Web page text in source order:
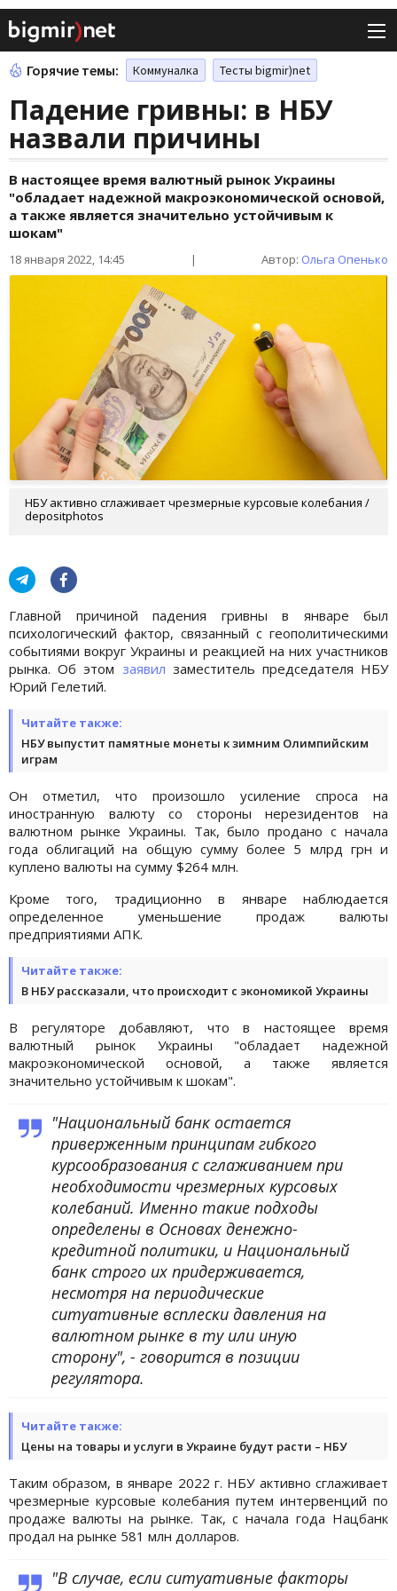
Горячие темы: Коммуналка Тесты bigmir)net
Падение гривны: в НБУ
назвали причины
В настоящее время валютный рынок Украины
"обладает надежной макроэкономической основой,
а также является значительно устойчивым к
шокам"
18 января 2022, 14:45 | Автор: Ольга Опенько
НБУ активно сглаживает чрезмерные курсовые колебания /
depositphotos
Главной причиной падения гривны в январе был
психологический фактор, связанный с геополитическими
событиями вокруг Украины и реакцией на них участников
рынка. Об этом заявил заместитель председателя НБУ
Юрий Гелетий.
Читайте также:
НБУ выпустит памятные монеты к зимним Олимпийским
играм
Он отметил, что произошло усиление спроса на
иностранную валюту со стороны нерезидентов на
валютном рынке Украины. Так, было продано с начала
года облигаций на общую сумму более 5 млрд грн и
куплено валюты на сумму $264 млн.
Кроме того, традиционно в январе наблюдается
определенное уменьшение продаж валюты
предприятиями АПК.
Читайте также:
В НБУ рассказали, что происходит с экономикой Украины
В регуляторе добавляют, что в настоящее время
валютный рынок Украины "обладает надежной
макроэкономической основой, а также является
значительно устойчивым к шокам".
"Национальный банк остается
приверженным принципам гибкого
курсообразования с сглаживанием при
необходимости чрезмерных курсовых
колебаний. Именно такие подходы
определены в Основах денежно-
кредитной политики, и Национальный
банк строго их придерживается,
несмотря на периодические
ситуативные всплески давления на
валютном рынке в ту или иную
сторону", - говорится в позиции
регулятора.
Читайте также:
Цены на товары и услуги в Украине будут расти – НБУ
Таким образом, в январе 2022 г. НБУ активно сглаживает
чрезмерные курсовые колебания путем интервенций по
продаже валюты на рынке. Так, с начала года Нацбанк
продал на рынке 581 млн долларов.
"В случае, если ситуативные факторы